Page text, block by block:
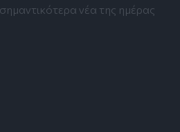
νέα της ημέρας